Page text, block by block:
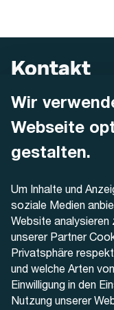
Wir
Webseite
gestalten.
Um Inhalte und
soziale Medien
Website analysieren
unserer Partner
Privatsphäre
und welche Arten
Einwilligung in den
Nutzung unserer
Kontakt
AREMO
Dornacherstrasse 48
4500 Solothurn
+41 32 622 37 22
Kontaktformular